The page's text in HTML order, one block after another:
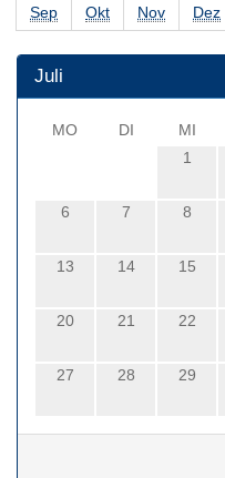
Sep Okt Nov Dez
Juli
MO DI MI
1
6 7 8
13 14 15
20 21 22
27 28 29